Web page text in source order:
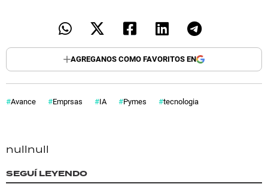
AGREGANOS COMO FAVORITOS EN
Avance Emprsas IA Pymes tecnologia
nullnull
SEGUÍ LEYENDO